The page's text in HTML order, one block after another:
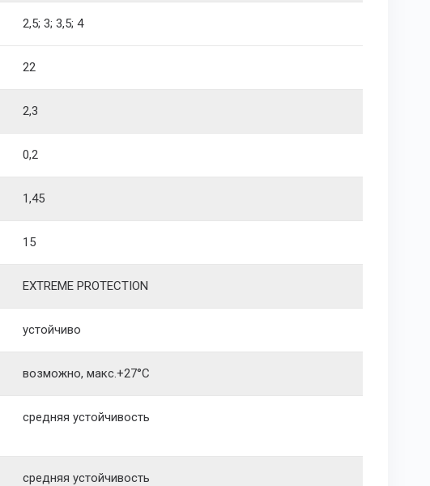
2,5; 3; 3,5; 4
22
2,3
0,2
1,45
15
EXTREME PROTECTION
устойчиво
возможно, макс.+27°С
средняя устойчивость
средняя устойчивость